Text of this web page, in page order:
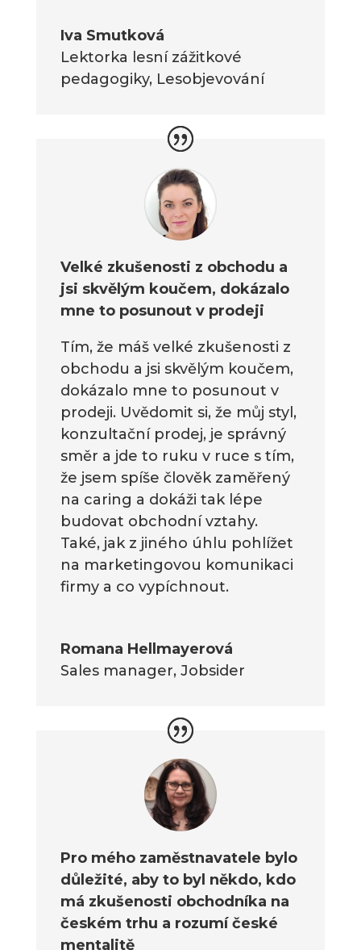
Iva Smutková
Lektorka lesní zážitkové
pedagogiky, Lesobjevování
Velké zkušenosti z obchodu a
jsi skvělým koučem, dokázalo
mne to posunout v prodeji
Tím, že máš velké zkušenosti z
obchodu a jsi skvělým koučem,
dokázalo mne to posunout v
prodeji. Uvědomit si, že můj styl,
konzultační prodej, je správný
směr a jde to ruku v ruce s tím,
že jsem spíše člověk zaměřený
na caring a dokáži tak lépe
budovat obchodní vztahy.
Také, jak z jiného úhlu pohlížet
na marketingovou komunikaci
firmy a co vypíchnout.
Romana Hellmayerová
Sales manager, Jobsider
Pro mého zaměstnavatele bylo
důležité, aby to byl někdo, kdo
má zkušenosti obchodníka na
českém trhu a rozumí české
mentalitě